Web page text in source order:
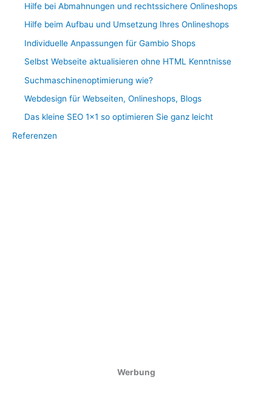
Hilfe bei Abmahnungen und rechtssichere Onlineshops
Hilfe beim Aufbau und Umsetzung Ihres Onlineshops
Individuelle Anpassungen für Gambio Shops
Selbst Webseite aktualisieren ohne HTML Kenntnisse
Suchmaschinenoptimierung wie?
Webdesign für Webseiten, Onlineshops, Blogs
Das kleine SEO 1×1 so optimieren Sie ganz leicht
Referenzen
Werbung